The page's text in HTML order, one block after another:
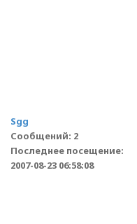
Sgg
Сообщений: 2
Последнее посещение:
2007-08-23 06:58:08